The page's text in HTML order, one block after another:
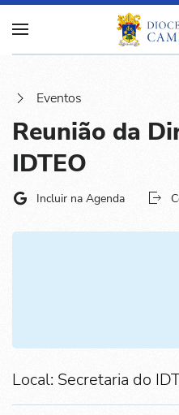
Eventos
Reunião da
IDTEO
Incluir na Agenda
Local: Secretaria do